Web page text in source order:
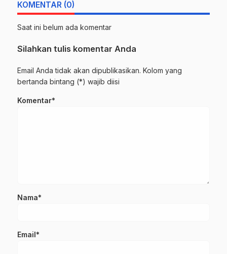
KOMENTAR (0)
Saat ini belum ada komentar
Silahkan tulis komentar Anda
Email Anda tidak akan dipublikasikan. Kolom yang
bertanda bintang (*) wajib diisi
Komentar*
Nama*
Email*